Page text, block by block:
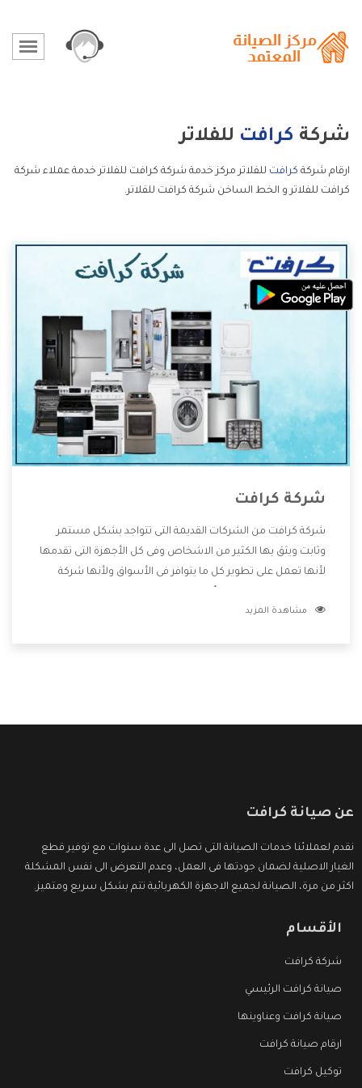
شركة كرافت للفلاتر
ارقام شركة كرافت للفلاتر مركز خدمة شركة كرافت للفلاتر خدمة عملاء شركة
كرافت للفلاتر و الخط الساخن شركة كرافت للفلاتر.
شركة كرافت
شركة كرافت من الشركات القديمة التى تتواجد بشكل مستمر
وثابت ويثق بها الكثير من الاشخاص وفى كل الأجهزة التى تقدمها
لأنها تعمل على تطوير كل ما يتوافر فى الأسواق ولأنها شركة
وتقدم للعملاء أقوى العروض والخصومات التى تسهل على
مشاهدة المزيد
عن صيانة كرافت
نقدم لعملائنا خدمات الصيانة التى تصل الى عدة سنوات مع توفير قطع
الغيار الاصلية لضمان جودتها فى العمل، وعدم التعرض الى نفس المشكلة
اكثر من مرة، الصيانة لجميع الاجهزة الكهربائية تتم بشكل سريع ومتميز.
الأقسام
شركة كرافت
صيانة كرافت الرئيسي
صيانة كرافت وعناوينها
ارقام صيانة كرافت
توكيل كرافت